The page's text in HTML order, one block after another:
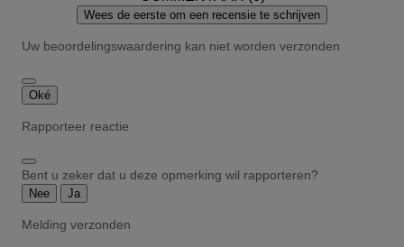
Wees de eerste om een recensie te schrijven
Uw beoordelingswaardering kan niet worden verzonden
Oké
Rapporteer reactie
Bent u zeker dat u deze opmerking wil rapporteren?
Nee Ja
Melding verzonden